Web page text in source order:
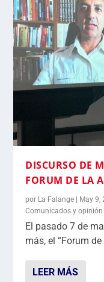
DISCURSO DE
FORUM DE LA
por La Falange May 9,
Comunicados y opinión
El pasado 7 de
más, el “Forum
LEER MÁS